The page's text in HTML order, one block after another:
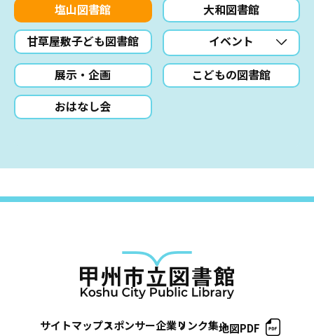
塩山図書館
大和図書館
甘草屋敷子ども図書館
イベント
展示・企画
こどもの図書館
おはなし会
サイトマップスポンサー企業リンク集地図PDF